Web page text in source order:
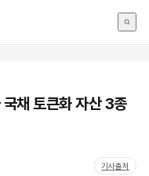
채 토큰화 자산 3종
기사출처